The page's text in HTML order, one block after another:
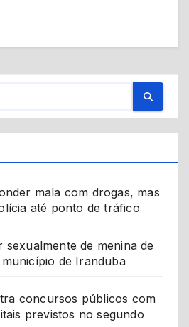
mala com drogas, mas
até ponto de tráfico
sexualmente de menina de
de Iranduba
concursos públicos com
previstos no segundo